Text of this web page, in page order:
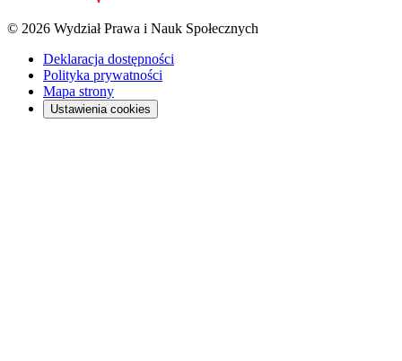
© 2026 Wydział Prawa i Nauk Społecznych
Deklaracja dostępności
Polityka prywatności
Mapa strony
Ustawienia cookies